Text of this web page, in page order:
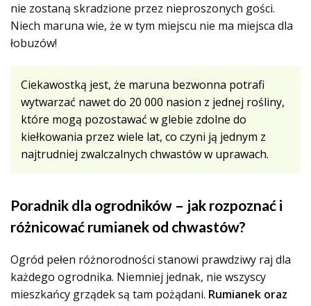
nie zostaną skradzione przez nieproszonych gości.
Niech maruna wie, że w tym miejscu nie ma miejsca dla
łobuzów!
Ciekawostką jest, że maruna bezwonna potrafi
wytwarzać nawet do 20 000 nasion z jednej rośliny,
które mogą pozostawać w glebie zdolne do
kiełkowania przez wiele lat, co czyni ją jednym z
najtrudniej zwalczalnych chwastów w uprawach.
Poradnik dla ogrodników – jak rozpoznać i
różnicować rumianek od chwastów?
Ogród pełen różnorodności stanowi prawdziwy raj dla
każdego ogrodnika. Niemniej jednak, nie wszyscy
mieszkańcy grządek są tam pożądani. Rumianek oraz